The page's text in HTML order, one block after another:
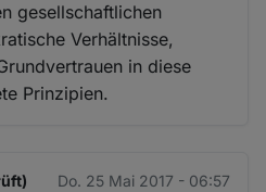
gesellschaftlichen
Verhältnisse,
in diese
Prinzipien.
Do. 25 Mai 2017 - 06:57